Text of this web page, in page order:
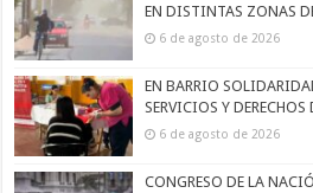
EN DISTINTAS ZONAS
6 de agosto de 2026
EN BARRIO
SERVICIOS Y DERECHOS
6 de agosto de 2026
CONGRESO DE LA